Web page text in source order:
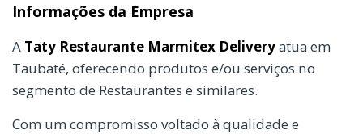
Informações da Empresa
A Taty Restaurante Marmitex Deliveryatua em
Taubaté, oferecendo produtos e/ou serviços no
segmento de Restaurantes e similares.
Com um compromisso voltado à qualidade e